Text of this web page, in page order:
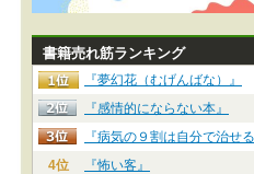
書籍売れ筋ランキング
『夢幻花（むげんばな）』
『感情的にならない本』
『病気の９割は自分で治せる
4位
『怖い客』